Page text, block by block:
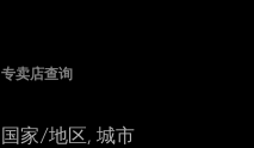
专卖店查询
国家/地区, 城市